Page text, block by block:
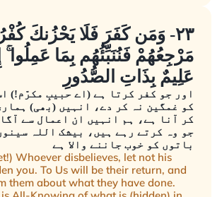
٢٣- وَمَن كَفَرَ فَلَا يَحْزُنكَ
مَرْجِعُهُمْ فَنُنَبِّئُهُم بِمَا عَمِلُوا
عَلِيمٌ بِذَاتِ الصُّدُورِ
اور جو کفر کرتا ہے (اے حبیبِ مکرّم!)
کو غمگین نہ کر دے، انہیں (بھی)
کر آنا ہے، ہم انہیں ان اعمال سے
جو وہ کرتے رہے ہیں، بیشک اللہ
باتوں کو خوب جاننے والا ہے
Whoever disbelieves, let not his
you. To Us will be their return, and
them about what they have done.